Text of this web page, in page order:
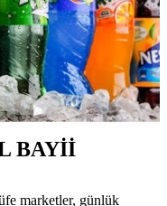
BAYİİ
marketler, günlük